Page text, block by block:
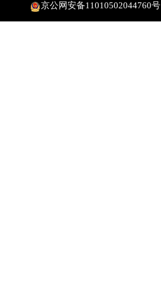
京公网安备11010502044760号